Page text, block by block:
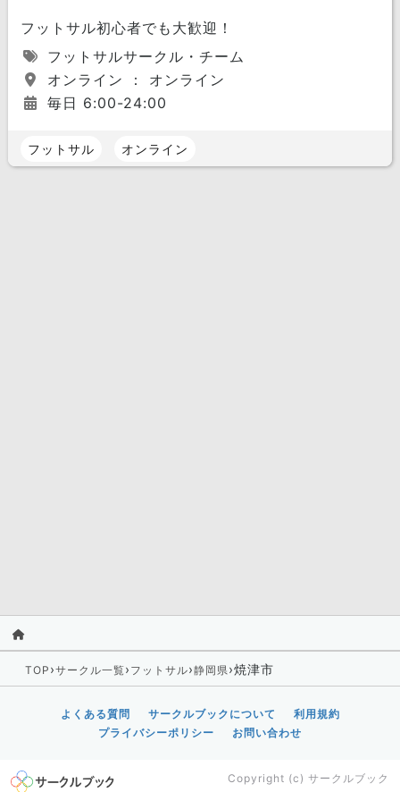
フットサル初心者でも大歓迎！
フットサルサークル・チーム
オンライン ： オンライン
毎日 6:00-24:00
フットサル オンライン
TOP ›サークル一覧› フットサル›静岡県›焼津市
よくある質問 サークルブックについて
利用規約
プライバシーポリシー
お問い合わせ
Copyright (c) サークルブック